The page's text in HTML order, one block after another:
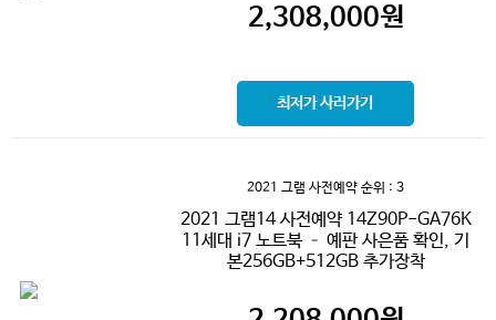
2,308,000원
최저가 사러가기
2021 그램 사전예약 순위 : 3
2021 그램14 사전예약 14Z90P-GA76K
11세대 i7 노트북 – 예판 사은품 확인, 기
본256GB+512GB 추가장착